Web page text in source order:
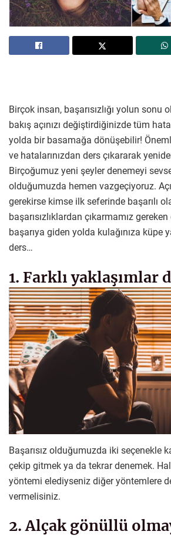
Birçok insan, başarısızlığı yolun sonu
bakış açınızı değiştirdiğinizde tüm
yolda bir basamağa dönüşebilir!
ve hatalarınızdan ders çıkararak
Birçoğumuz yeni şeyler denemeyi
olduğumuzda hemen vazgeçiyoruz.
gerekirse kimse ilk seferinde başarılı
başarısızlıklardan çıkarmamız
başarıya giden yolda kulağınıza küpe
ders…
1. Farklı yaklaşımlar
Başarısız olduğumuzda iki seçenekle
çekip gitmek ya da tekrar denemek.
yöntemi elediyseniz diğer yöntemlere
vermelisiniz.
2. Alçak gönüllü